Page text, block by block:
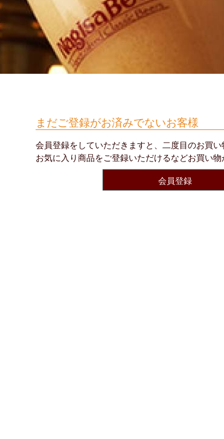
まだご登録がお済みでないお客様
会員登録をしていただきますと、二度目のお買い
お気に入り商品をご登録いただけるなどお買い物
会員登録